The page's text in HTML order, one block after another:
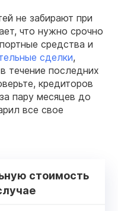
не забирают при
что нужно срочно
средства и
сделки,
течение последних
кредиторов
пару месяцев до
все свое
стоимость